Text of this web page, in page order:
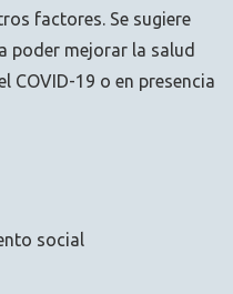
social
factores. Se sugiere
poder mejorar la salud
COVID-19 o en presencia